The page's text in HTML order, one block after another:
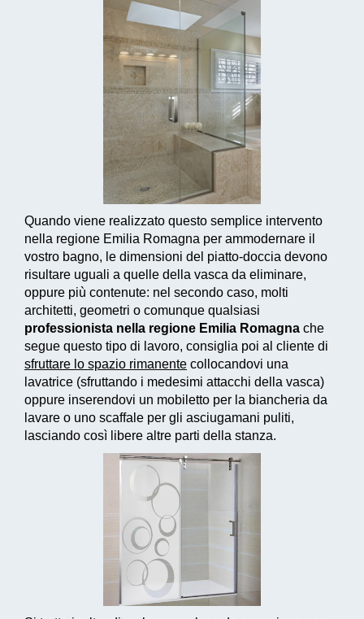
Quando viene realizzato questo semplice intervento
nella regione Emilia Romagna per ammodernare il
vostro bagno, le dimensioni del piatto-doccia devono
risultare uguali a quelle della vasca da eliminare,
oppure più contenute: nel secondo caso, molti
architetti, geometri o comunque qualsiasi
professionista nella regione Emilia Romagna che
segue questo tipo di lavoro, consiglia poi al cliente di
sfruttare lo spazio rimanente collocandovi una
lavatrice (sfruttando i medesimi attacchi della vasca)
oppure inserendovi un mobiletto per la biancheria da
lavare o uno scaffale per gli asciugamani puliti,
lasciando così libere altre parti della stanza.